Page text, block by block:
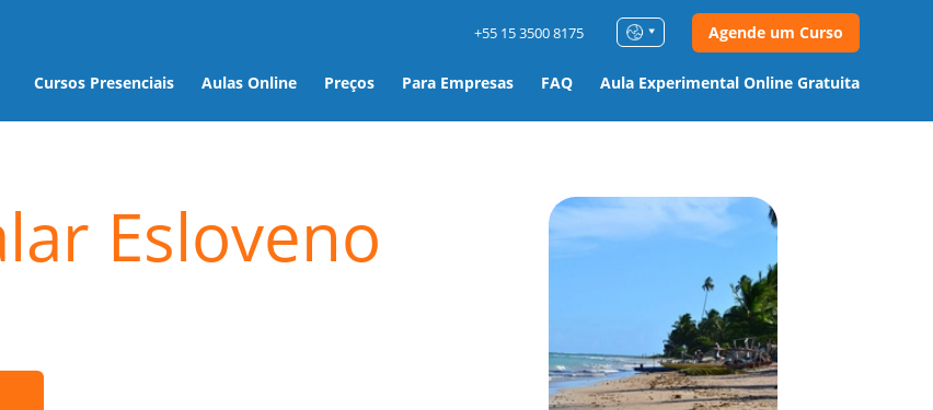
Cursos Presenciais Aulas Online Preços Para Empresas FAQ Aula Experimental Online Gratuita
+55 15 3500 8175 Agende um Curso
Esloveno